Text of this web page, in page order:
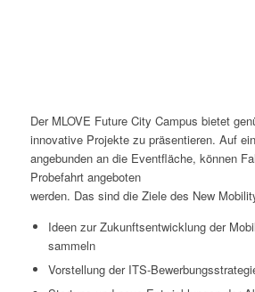
Der MLOVE Future City Campus bietet
innovative Projekte zu präsentieren. Auf
angebunden an die Eventfläche, können
Probefahrt angeboten
werden. Das sind die Ziele des New
Ideen zur Zukunftsentwicklung der
sammeln
Vorstellung der ITS-